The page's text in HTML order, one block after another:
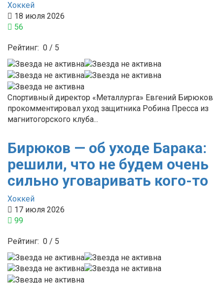
Хоккей
18 июля 2026
56
Рейтинг: 0 / 5
Спортивный директор «Металлурга» Евгений Бирюков
прокомментировал уход защитника Робина Пресса из
магнитогорского клуба...
Бирюков — об уходе Барака:
решили, что не будем очень
сильно уговаривать кого-то
Хоккей
17 июля 2026
99
Рейтинг: 0 / 5